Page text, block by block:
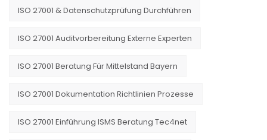
ISO 27001 & Datenschutzprüfung Durchführen
ISO 27001 Auditvorbereitung Externe Experten
ISO 27001 Beratung Für Mittelstand Bayern
ISO 27001 Dokumentation Richtlinien Prozesse
ISO 27001 Einführung ISMS Beratung Tec4net